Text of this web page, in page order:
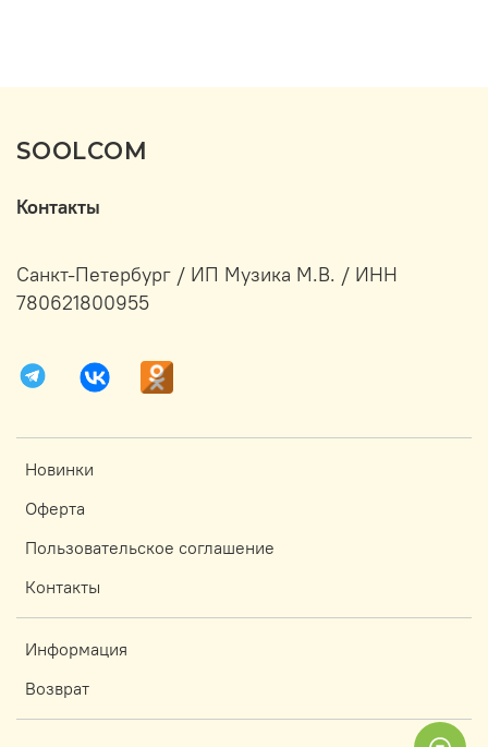
SOOLCOM
Новинки
Оферта
Пользовательское соглашение
Контакты
Информация
Возврат
Контакты
Санкт-Петербург / ИП Музика М.В. / ИНН
780621800955